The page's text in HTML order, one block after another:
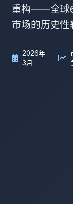
重构——全球
市场的历史性
2026年
3月